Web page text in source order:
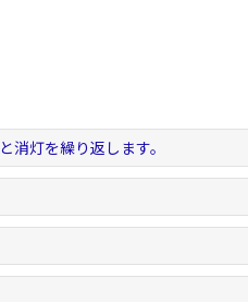
灯を繰り返します。